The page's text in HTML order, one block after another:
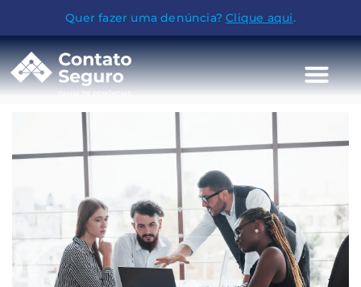
Quer fazer uma denúncia?Clique aqui.